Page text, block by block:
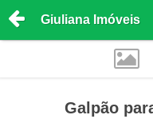
Giuliana Imóveis
Galpão